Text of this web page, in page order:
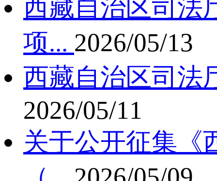
西藏自治区司法
项... 2026/05/13
西藏自治区司法
2026/05/11
关于公开征集《